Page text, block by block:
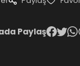
Paylaş